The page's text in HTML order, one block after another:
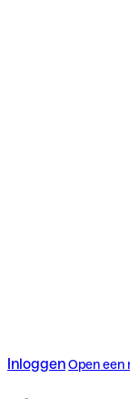
InloggenOpen een